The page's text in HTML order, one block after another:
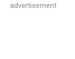
advertisement